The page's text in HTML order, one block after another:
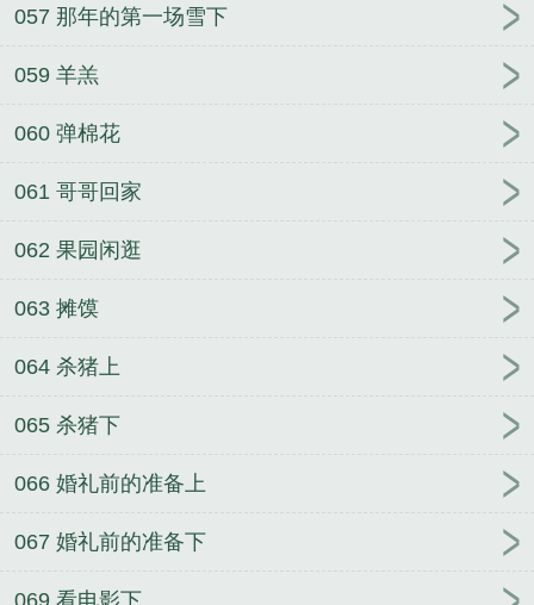
057 那年的第一场雪下
059 羊羔
060 弹棉花
061 哥哥回家
062 果园闲逛
063 摊馍
064 杀猪上
065 杀猪下
066 婚礼前的准备上
067 婚礼前的准备下